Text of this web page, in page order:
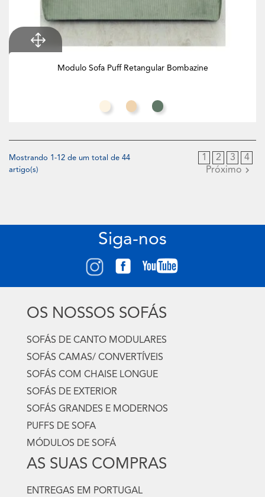
Modulo Sofa Puff Retangular Bombazine
Branco Creme
Toffee Eucalipto
Mostrando 1-12 de um total de 44
artigo(s)
1 2 3
4
Próximo
Siga-nos
OS NOSSOS SOFÁS
SOFÁS DE CANTO MODULARES
SOFÁS CAMAS/ CONVERTÍVEIS
SOFÁS COM CHAISE LONGUE
SOFÁS DE EXTERIOR
SOFÁS GRANDES E MODERNOS
PUFFS DE SOFA
MÓDULOS DE SOFÁ
AS SUAS COMPRAS
ENTREGAS EM PORTUGAL